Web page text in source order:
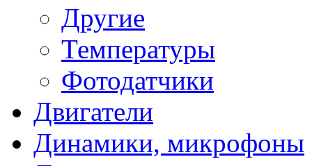
Другие
Температуры
Фотодатчики
Двигатели
Динамики, микрофоны